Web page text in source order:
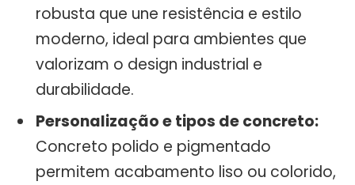
robusta que une resistência e estilo
moderno, ideal para ambientes que
valorizam o design industrial e
durabilidade.
Personalização e tipos de concreto:
Concreto polido e pigmentado
permitem acabamento liso ou colorido,